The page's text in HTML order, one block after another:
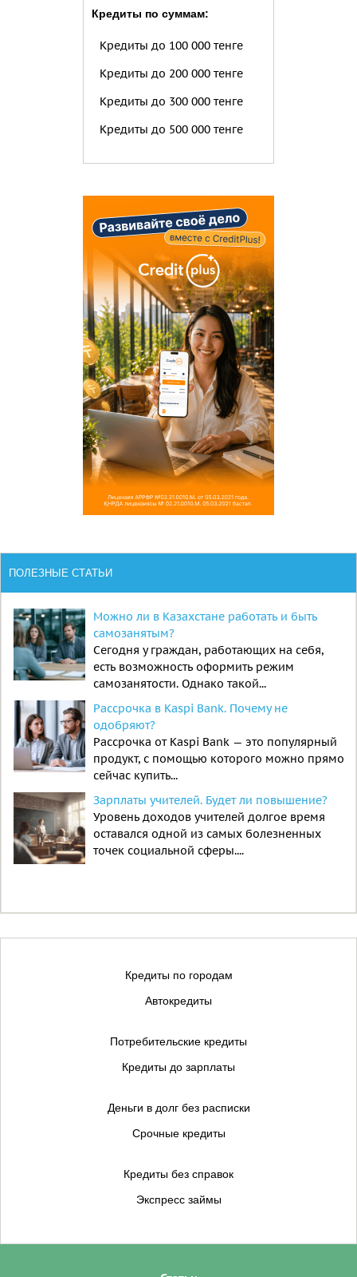
Кредиты по суммам:
Кредиты до 100 000 тенге
Кредиты до 200 000 тенге
Кредиты до 300 000 тенге
Кредиты до 500 000 тенге
ПОЛЕЗНЫЕ СТАТЬИ
Можно ли в Казахстане работать и быть
самозанятым?
Сегодня у граждан, работающих на себя,
есть возможность оформить режим
самозанятости. Однако такой...
Рассрочка в Kaspi Bank. Почему не
одобряют?
Рассрочка от Kaspi Bank — это популярный
продукт, с помощью которого можно прямо
сейчас купить...
Зарплаты учителей. Будет ли повышение?
Уровень доходов учителей долгое время
оставался одной из самых болезненных
точек социальной сферы....
Кредиты по городам
Автокредиты
Потребительские кредиты
Кредиты до зарплаты
Деньги в долг без расписки
Срочные кредиты
Кредиты без справок
Экспресс займы